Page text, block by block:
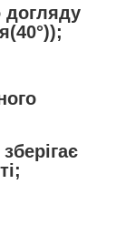
догляду
°));